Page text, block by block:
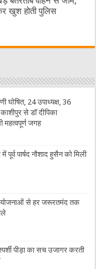
खुश होती पुलिस
घोषित, 24 उपाध्यक्ष, 36
से डॉ दीपिका
महत्वपूर्ण जगह
पार्षद नौशाद हुसैन को मिली
योजनाओं से हर जरूरतमंद तक
पीड़ा का सच उजागर करती